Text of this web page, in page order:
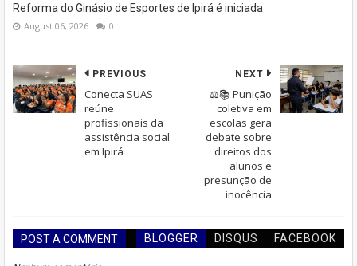
Reforma do Ginásio de Esportes de Ipirá é iniciada
August 06, 2026 0
NEXT
⚖️📚 Punição
coletiva em
escolas gera
debate sobre
direitos dos
alunos e
presunção de
inocência
PREVIOUS
Conecta SUAS
reúne
profissionais da
assistência social
em Ipirá
POST A COMMENT BLOGGER DISQUS FACEBOOK